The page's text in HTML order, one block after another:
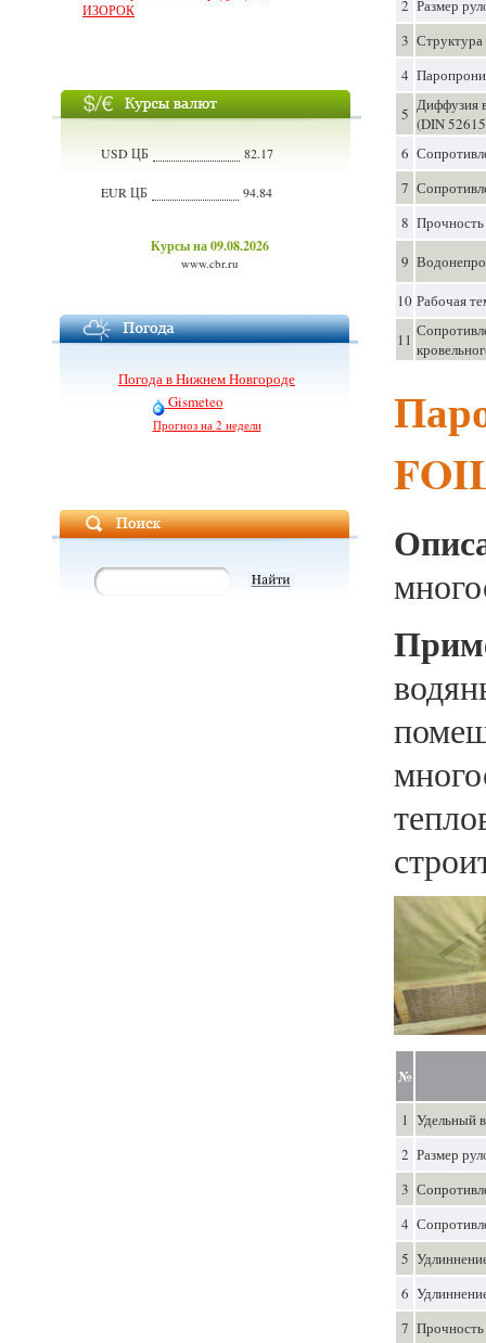
ИЗОРОК
USD ЦБ 82.17
EUR ЦБ 94.84
Курсы на 09.08.2026
www.cbr.ru
Погода в Нижнем Новгороде
Gismeteo
Прогноз на 2 недели
2 Размер
3 Структура
4
5 Диффузия
(DIN
6
7
8 Прочность
9
10 Рабочая
11
№
1 Удельный
2 Размер
3
4
5
6
7 Прочность